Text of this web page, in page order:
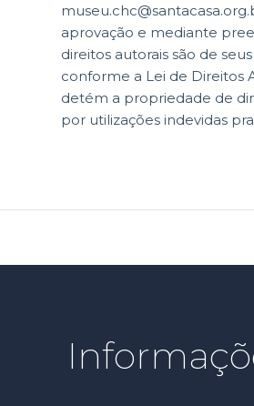
aprovação e mediante
direitos autorais são de
conforme a Lei de Direitos
detém a propriedade de
por utilizações indevidas